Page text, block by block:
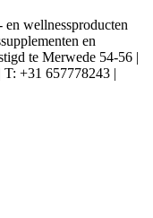
en wellnessproducten
en
te Merwede 54-56 |
+31 657778243 |